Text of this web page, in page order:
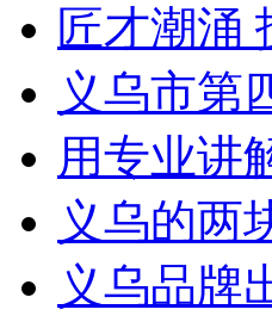
匠才潮涌
义乌市第
用专业讲
义乌的两
义乌品牌